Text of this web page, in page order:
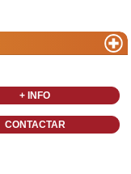
+ INFO
CONTACTAR